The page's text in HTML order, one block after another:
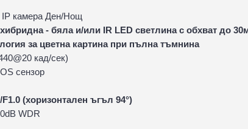
IP камера Ден/Нощ
- бяла и/или IR LED светлина с обхват до
за цветна картина при пълна тъмнина
кад/сек)
сензор
(хоризонтален ъгъл 94°)
WDR